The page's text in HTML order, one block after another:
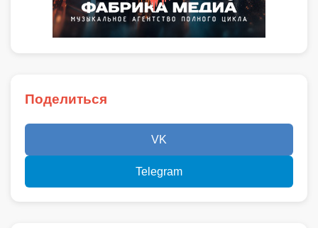
Поделиться
VK
Telegram